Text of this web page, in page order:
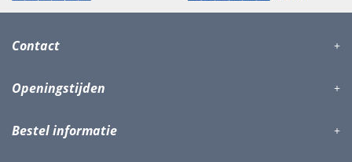
Contact
Openingstijden
Bestel informatie